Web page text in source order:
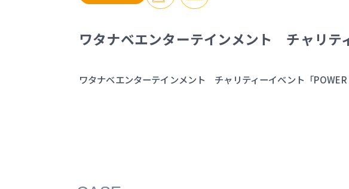
ワタナベエンターテインメント チャリテ
ワタナベエンターテインメント チャリティーイベント「POWER